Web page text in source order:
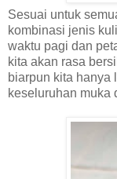
Sesuai untuk
kombinasi jenis
waktu pagi dan
kita akan rasa
biarpun kita hanya
keseluruhan muka